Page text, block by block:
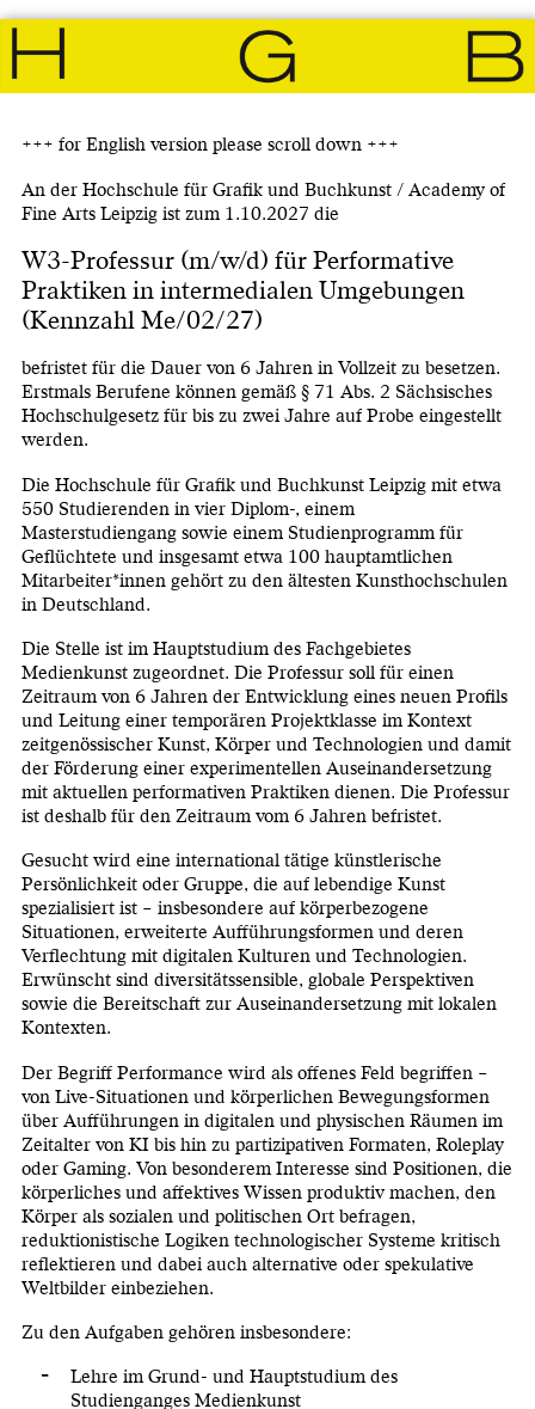
+++ for English version please scroll down +++
An der Hochschule für Grafik und Buchkunst / Academy of
Fine Arts Leipzig ist zum 1.10.2027 die
W3-Professur (m/w/d) für Performative
Praktiken in intermedialen Umgebungen
(Kennzahl Me/02/27)
befristet für die Dauer von 6 Jahren in Vollzeit zu besetzen.
Erstmals Berufene können gemäß § 71 Abs. 2 Sächsisches
Hochschulgesetz für bis zu zwei Jahre auf Probe eingestellt
werden.
Die Hochschule für Grafik und Buchkunst Leipzig mit etwa
550 Studierenden in vier Diplom-, einem
Masterstudiengang sowie einem Studienprogramm für
Geflüchtete und insgesamt etwa 100 hauptamtlichen
Mitarbeiter*innen gehört zu den ältesten Kunsthochschulen
in Deutschland.
Die Stelle ist im Hauptstudium des Fachgebietes
Medienkunst zugeordnet. Die Professur soll für einen
Zeitraum von 6 Jahren der Entwicklung eines neuen Profils
und Leitung einer temporären Projektklasse im Kontext
zeitgenössischer Kunst, Körper und Technologien und damit
der Förderung einer experimentellen Auseinandersetzung
mit aktuellen performativen Praktiken dienen. Die Professur
ist deshalb für den Zeitraum vom 6 Jahren befristet.
Gesucht wird eine international tätige künstlerische
Persönlichkeit oder Gruppe, die auf lebendige Kunst
spezialisiert ist – insbesondere auf körperbezogene
Situationen, erweiterte Aufführungsformen und deren
Verflechtung mit digitalen Kulturen und Technologien.
Erwünscht sind diversitätssensible, globale Perspektiven
sowie die Bereitschaft zur Auseinandersetzung mit lokalen
Kontexten.
Der Begriff Performance wird als offenes Feld begriffen –
von Live-Situationen und körperlichen Bewegungsformen
über Aufführungen in digitalen und physischen Räumen im
Zeitalter von KI bis hin zu partizipativen Formaten, Roleplay
oder Gaming. Von besonderem Interesse sind Positionen, die
körperliches und affektives Wissen produktiv machen, den
Körper als sozialen und politischen Ort befragen,
reduktionistische Logiken technologischer Systeme kritisch
reflektieren und dabei auch alternative oder spekulative
Weltbilder einbeziehen.
Zu den Aufgaben gehören insbesondere:
Lehre im Grund- und Hauptstudium des
Studienganges Medienkunst